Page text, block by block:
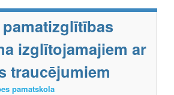
izglītojamajiem ar
traucējumiem
pamatskola